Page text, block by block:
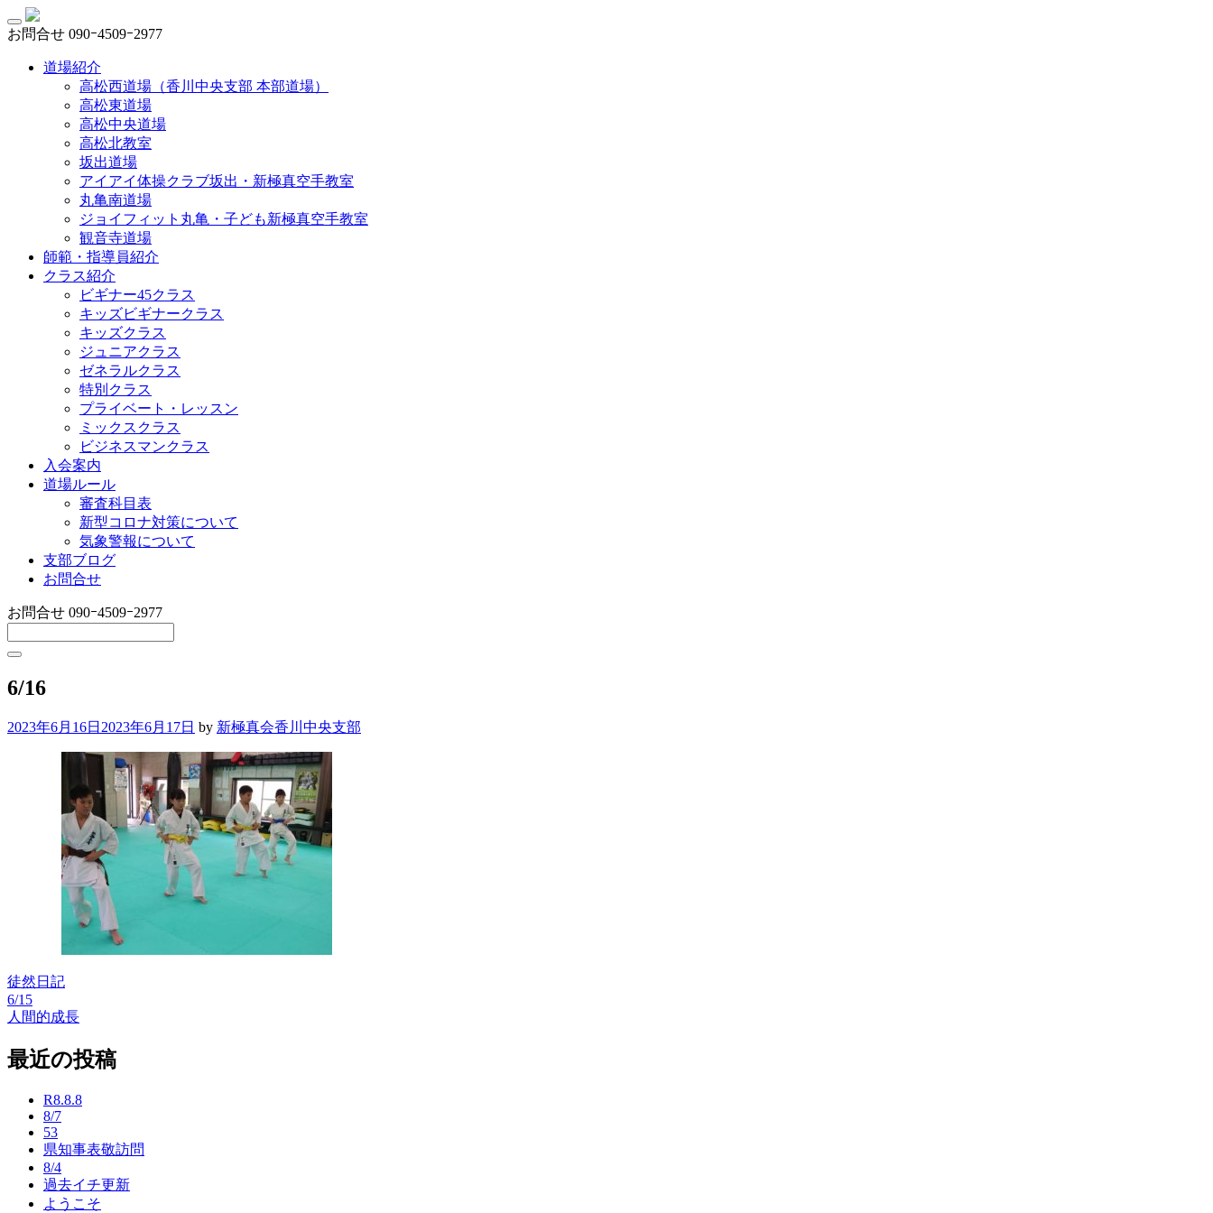
お問合せ 090ｰ4509ｰ2977
道場紹介
高松西道場（香川中央支部 本部道場）
高松東道場
高松中央道場
高松北教室
坂出道場
アイアイ体操クラブ坂出・新極真空手教室
丸亀南道場
ジョイフィット丸亀・子ども新極真空手教室
観音寺道場
師範・指導員紹介
クラス紹介
ビギナー45クラス
キッズビギナークラス
キッズクラス
ジュニアクラス
ゼネラルクラス
特別クラス
プライベート・レッスン
ミックスクラス
ビジネスマンクラス
入会案内
道場ルール
審査科目表
新型コロナ対策について
気象警報について
支部ブログ
お問合せ
お問合せ 090ｰ4509ｰ2977
6/16
2023年6月16日 2023年6月17日 by 新極真会香川中央支部
徒然日記
投
ナ
6/15
人間的成長
最近の投稿
R8.8.8
8/7
53
県知事表敬訪問
8/4
過去イチ更新
ようこそ